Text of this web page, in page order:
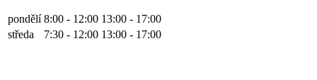
pondělí 8:00 - 12:00 13:00 - 17:00
středa
7:30 - 12:00 13:00 - 17:00